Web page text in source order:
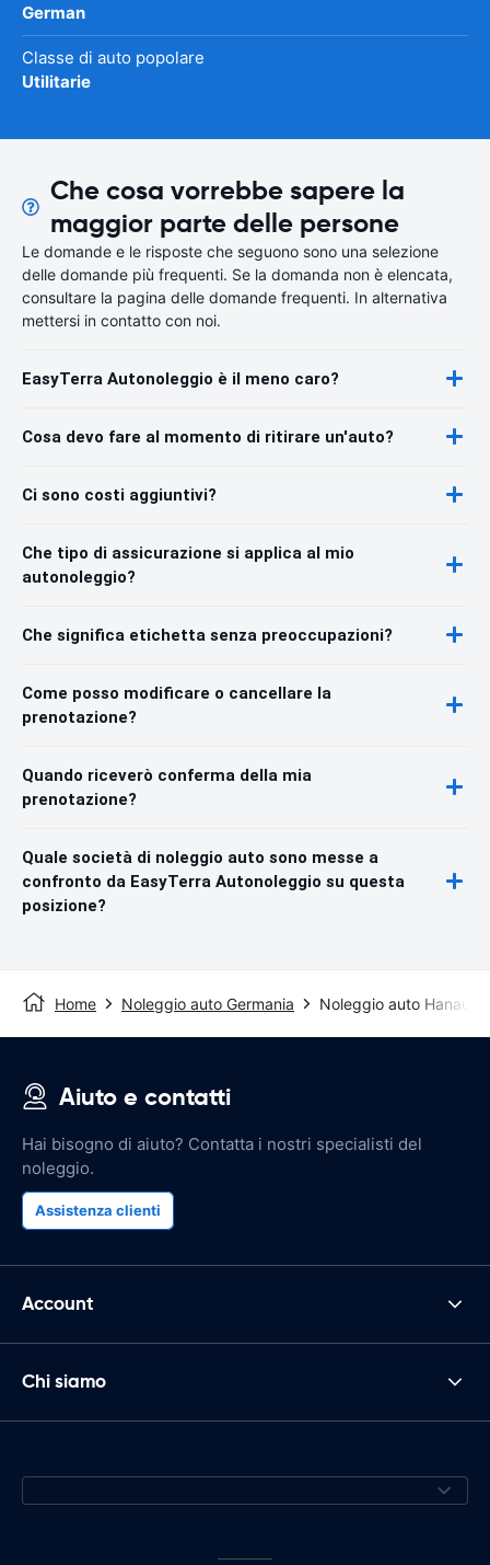
German
Classe di auto popolare
Utilitarie
Che cosa vorrebbe sapere la
maggior parte delle persone
Le domande e le risposte che seguono sono una selezione
delle domande più frequenti. Se la domanda non è elencata,
consultare la pagina delle domande frequenti. In alternativa
mettersi in contatto con noi.
EasyTerra Autonoleggio è il meno caro?
Cosa devo fare al momento di ritirare un'auto?
Ci sono costi aggiuntivi?
Che tipo di assicurazione si applica al mio
autonoleggio?
Che significa etichetta senza preoccupazioni?
Come posso modificare o cancellare la
prenotazione?
Quando riceverò conferma della mia
prenotazione?
Quale società di noleggio auto sono messe a
confronto da EasyTerra Autonoleggio su questa
posizione?
Home Noleggio auto Germania Noleggio auto Hanau
Aiuto e contatti
Hai bisogno di aiuto? Contatta i nostri specialisti del
noleggio.
Assistenza clienti
Account
Chi siamo